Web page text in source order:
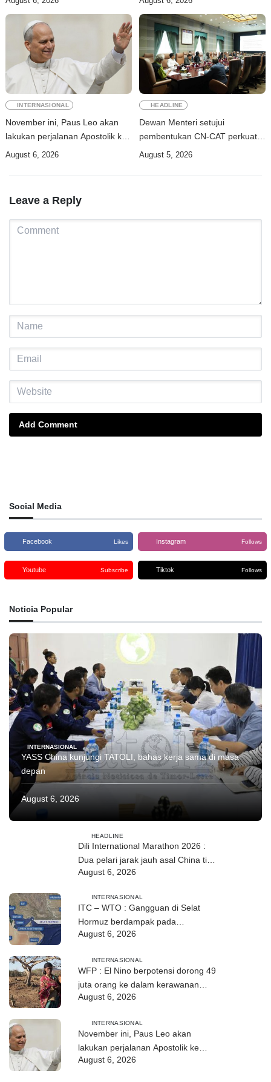
INTERNASIONAL
November ini, Paus Leo akan
lakukan perjalanan Apostolik ke
Uruguay, Argentina, dan Peru
August 6, 2026
HEADLINE
Dewan Menteri setujui
pembentukan CN-CAT perkuat
August 5, 2026
Leave a Reply
Add Comment
Social Media
Facebook Likes Instagram Follows
Youtube Subscribe Tiktok Follows
Noticia Popular
INTERNASIONAL
YASS China kunjungi TATOLI, bahas kerja sama di masa
depan
August 6, 2026
HEADLINE
Dili International Marathon 2026 :
Dua pelari jarak jauh asal China tiba
di Dili
August 6, 2026
INTERNASIONAL
ITC – WTO : Gangguan di Selat
Hormuz berdampak pada
perdagangan energi, pupuk, dan
August 6, 2026
INTERNASIONAL
WFP : El Nino berpotensi dorong 49
juta orang ke dalam kerawanan
pangan akut
August 6, 2026
INTERNASIONAL
November ini, Paus Leo akan
lakukan perjalanan Apostolik ke
Uruguay, Argentina, dan Peru
August 6, 2026